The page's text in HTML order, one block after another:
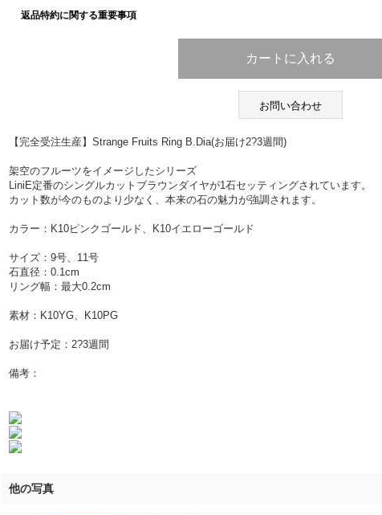
返品特約に関する重要事項
お問い合わせ
【完全受注生産】Strange Fruits Ring B.Dia(お届け2?3週間)
架空のフルーツをイメージしたシリーズ
LiniE定番のシングルカットブラウンダイヤが1石セッティングされています。
カット数が今のものより少なく、本来の石の魅力が強調されます。
カラー：K10ピンクゴールド、K10イエローゴールド
サイズ：9号、11号
石直径：0.1cm
リング幅：最大0.2cm
素材：K10YG、K10PG
お届け予定：2?3週間
備考：
他の写真